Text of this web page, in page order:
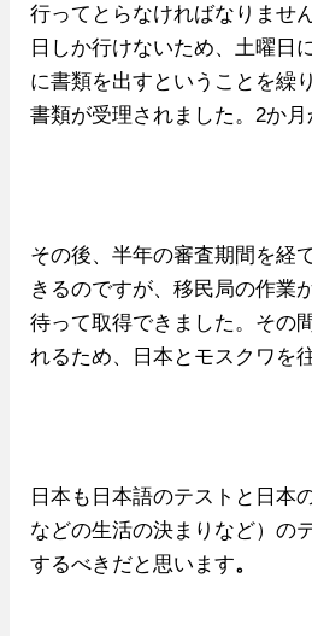
行ってとらなければなりませ
日しか行けないため、土曜日
に書類を出すということを繰
書類が受理されました。2か月
その後、半年の審査期間を経
きるのですが、移民局の作業
待って取得できました。その
れるため、日本とモスクワを
日本も日本語のテストと日本
などの生活の決まりなど）の
するべきだと思います。